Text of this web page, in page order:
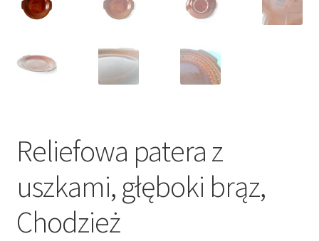
Reliefowa patera z
uszkami, głęboki brąz,
Chodzież